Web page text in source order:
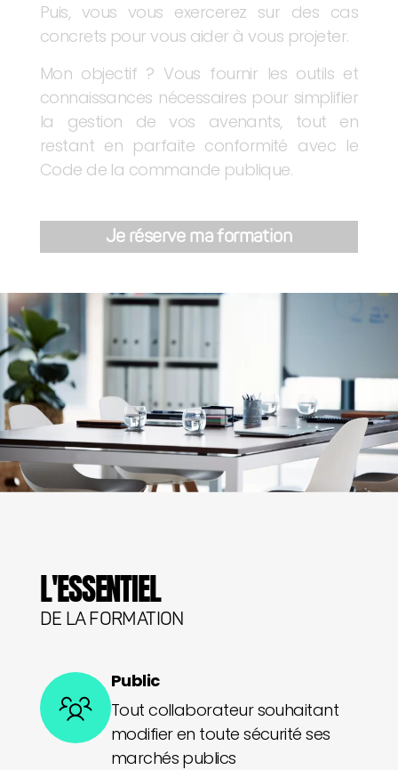
Puis, vous vous exercerez sur des cas
concrets pour vous aider à vous projeter.
Mon objectif ? Vous fournir les outils et
connaissances nécessaires pour simplifier
la gestion de vos avenants, tout en
restant en parfaite conformité avec le
Code de la commande publique.
Je réserve ma formation
L'ESSENTIEL
DE LA FORMATION
Public
Tout collaborateur souhaitant
modifier en toute sécurité ses
marchés publics